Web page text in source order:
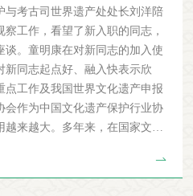
筑遗产的保护管理工作中也同样
蜀道是一条由中国古代先民开
有着浓厚文化底蕴的文化线路，
政府目前将其定性为自然与文
在很大的偏差，如果不及时加以
工作中走很多不必要的弯路。当
会的关键时期。随着新型城镇
资源，其重要作用日益凸显。同
速进步为建筑遗产保护利用提供
与考古司世界遗产处处长刘洋陪
工作，看望了新入职的同志，
谈。童明康在对新同志的加入使
新同志起点好、融入快表示欣
点工作及我国世界文化遗产申报
会作为中国文化遗产保护行业协
越来越大。多年来，在国家文物
越来越高。自我国加入《保护